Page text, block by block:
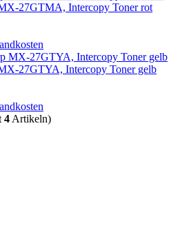
27GTMA, Intercopy Toner rot
27GTYA, Intercopy Toner gelb
4 Artikeln)